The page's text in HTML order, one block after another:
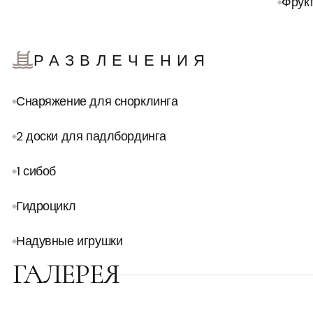
РАЗВЛЕЧЕНИЯ
Снаряжение для снорклинга
2 доски для падлбординга
1 сибоб
Гидроцикл
Надувные игрушки
ГАЛЕРЕЯ